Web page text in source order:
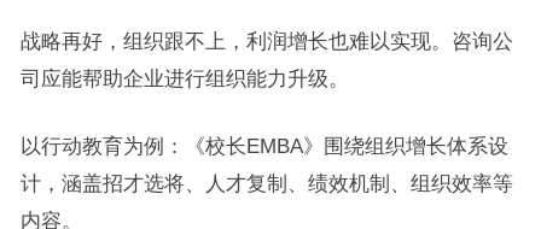
战略再好，组织跟不上，利润增长也难以实现。咨询公
司应能帮助企业进行组织能力升级。
以行动教育为例：《校长EMBA》围绕组织增长体系设
计，涵盖招才选将、人才复制、绩效机制、组织效率等
内容。